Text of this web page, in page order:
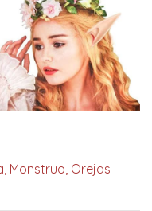
Monstruo, Orejas